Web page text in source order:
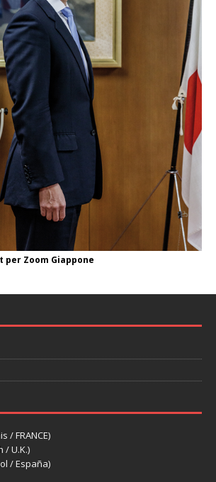
Zoom Giappone
/ FRANCE)
/ U.K.)
/ España)